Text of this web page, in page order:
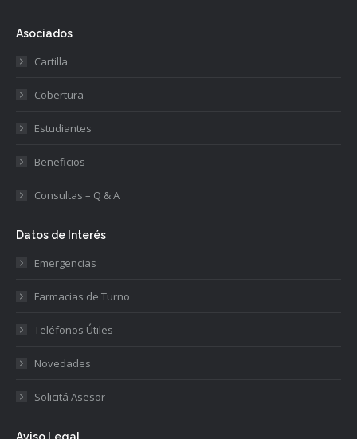
Asociados
Cartilla
Cobertura
Estudiantes
Beneficios
Consultas – Q & A
Datos de Interés
Emergencias
Farmacias de Turno
Teléfonos Útiles
Novedades
Solicitá Asesor